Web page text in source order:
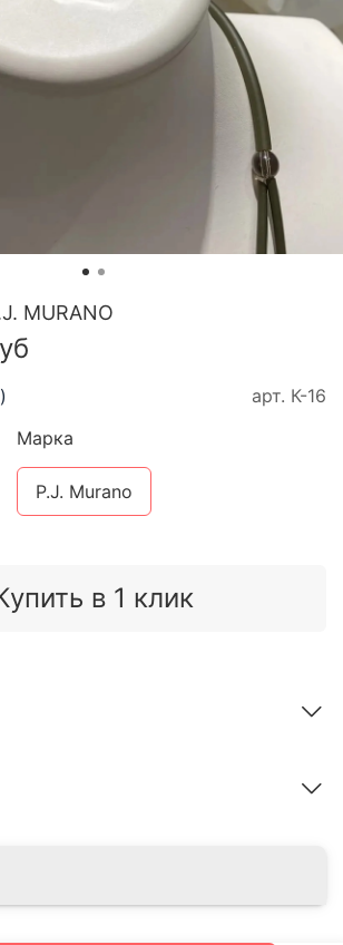
арт. К-16
MURANO
в 1 клик
Марка
P.J. Murano